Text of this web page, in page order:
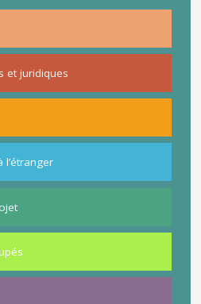
et juridiques
l’étranger